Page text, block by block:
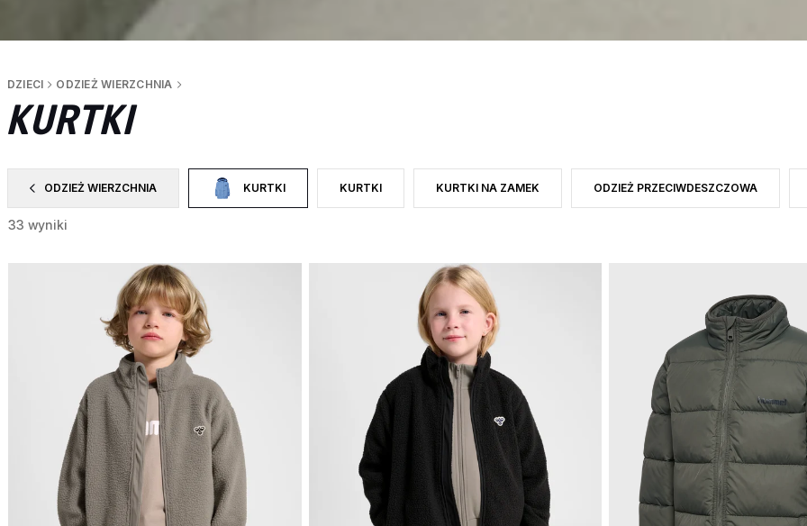
DZIECI ODZIEŻ WIERZCHNIA
KURTKI
ODZIEŻ WIERZCHNIA
ZAWĘŹ DO CATEGORY: ODZIEŻ WIERZCHNIA
KURTKIWYBRANY OBECNIE ZAWĘŻONO DO CATEGORY: KURTKI
KURTKI
ZAWĘŹ DO RODZAJ PRODUKTU: KURTKI
KURTKI NA ZAMEK
ZAWĘŹ DO RODZAJ PRODUKTU: KURTKI NA ZAMEK
ODZIEŻ PRZECIWDESZCZOWA
ZAWĘŹ DO RODZAJ PRODUKTU:
33 wyniki